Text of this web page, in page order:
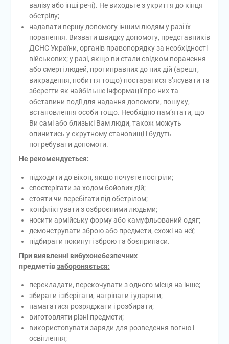
валізу або інші речі). Не виходьте з укриття до кінця
обстрілу;
надавати першу допомогу іншим людям у разі їх
поранення. Визвати швидку допомогу, представників
ДСНС України, органів правопорядку за необхідності
військових; у разі, якщо ви стали свідком поранення
або смерті людей, протиправних до них дій (арешт,
викрадення, побиття тощо) постаратися з’ясувати та
зберегти як найбільше інформації про них та
обставини події для надання допомоги, пошуку,
встановлення особи тощо. Необхідно пам’ятати, що
Ви самі або близькі Вам люди, також можуть
опинитись у скрутному становищі і будуть
потребувати допомоги.
Не рекомендується:
підходити до вікон, якщо почуєте постріли;
спостерігати за ходом бойових дій;
стояти чи перебігати під обстрілом;
конфліктувати з озброєними людьми;
носити армійську форму або камуфльований одяг;
демонструвати зброю або предмети, схожі на неї;
підбирати покинуті зброю та боєприпаси.
При виявленні вибухонебезпечних
предметівзабороняється:
перекладати, перекочувати з одного місця на інше;
збирати і зберігати, нагрівати і ударяти;
намагатися розряджати і розбирати;
виготовляти різні предмети;
використовувати заряди для розведення вогню і
освітлення;